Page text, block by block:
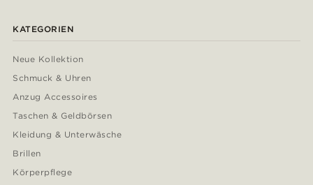
KATEGORIEN
Neue Kollektion
Schmuck & Uhren
Anzug Accessoires
Taschen & Geldbörsen
Kleidung & Unterwäsche
Brillen
Körperpflege